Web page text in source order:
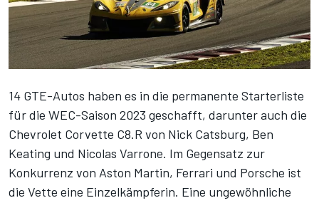
14 GTE-Autos haben es in die permanente Starterliste
für die WEC-Saison 2023 geschafft, darunter auch die
Chevrolet Corvette C8.R von Nick Catsburg, Ben
Keating und Nicolas Varrone. Im Gegensatz zur
Konkurrenz von Aston Martin, Ferrari und Porsche ist
die Vette eine Einzelkämpferin. Eine ungewöhnliche